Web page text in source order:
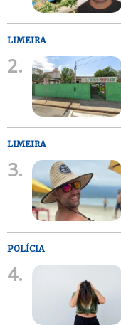
LIMEIRA
2.
LIMEIRA
3.
POLÍCIA
4.